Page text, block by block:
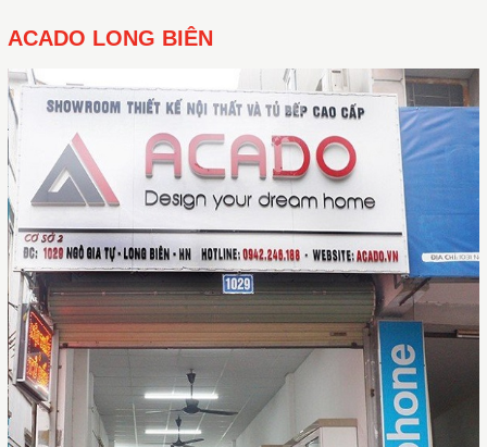
ACADO LONG BIÊN